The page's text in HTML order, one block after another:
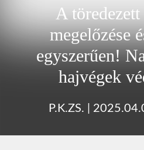
A
megelőzése
egyszerűen!
hajvégek
P.K.ZS.